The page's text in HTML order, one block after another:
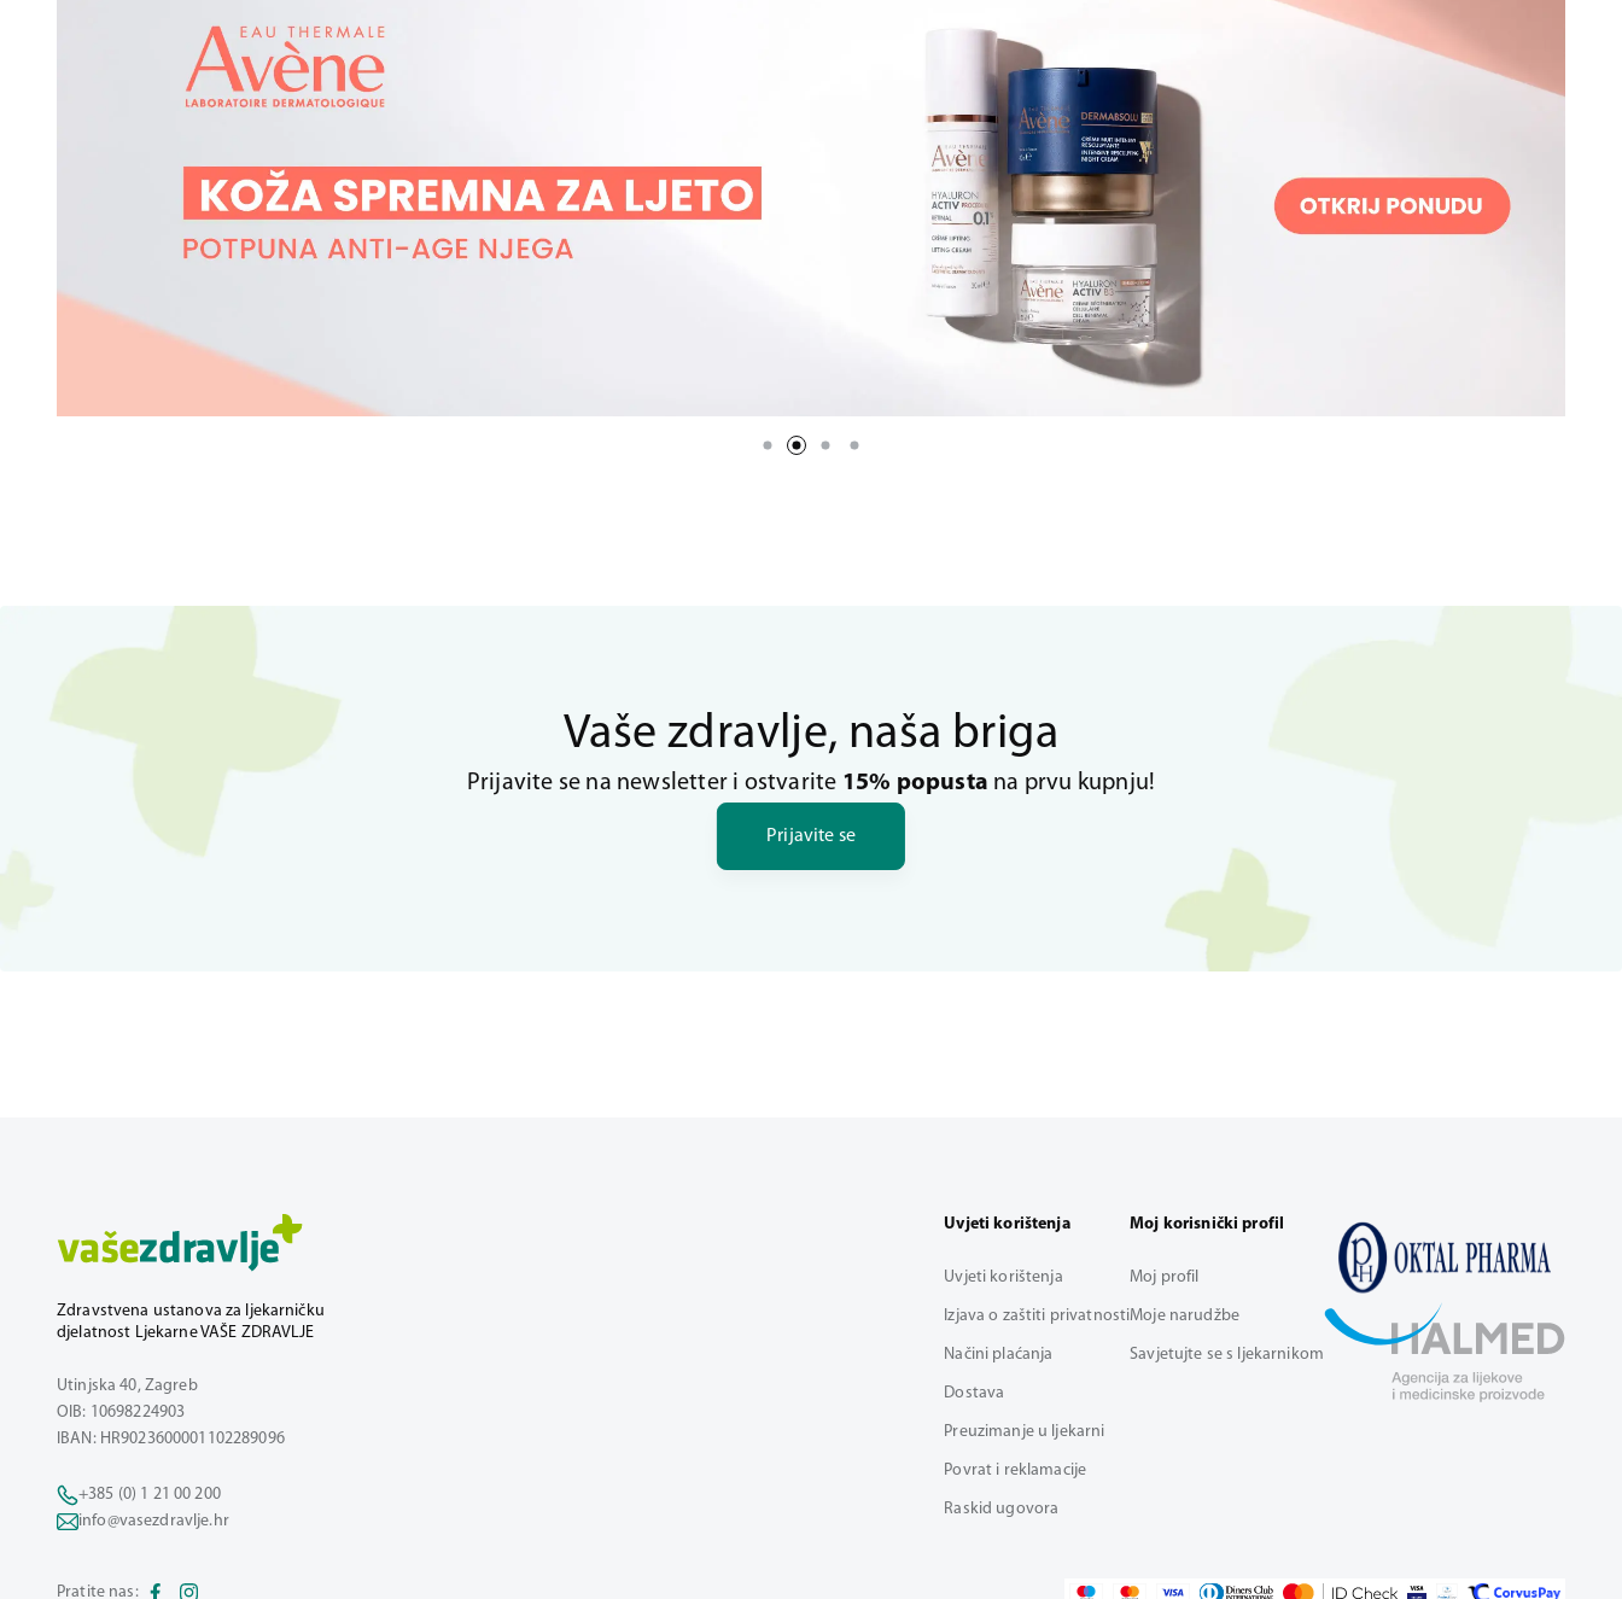
Vaše zdravlje, naša briga
Prijavite se na newsletter i ostvarite 15% popusta na prvu kupnju!
Prijavite se
Zdravstvena ustanova za ljekarničku
djelatnost Ljekarne VAŠE ZDRAVLJE
Utinjska 40, Zagreb
OIB: 10698224903
IBAN: HR9023600001102289096
+385 (0) 1 21 00 200
info@vasezdravlje.hr
Uvjeti korištenja
Uvjeti korištenja
Izjava o zaštiti privatnosti
Načini plaćanja
Dostava
Preuzimanje u ljekarni
Povrat i reklamacije
Raskid ugovora
Moj korisnički profil
Moj profil
Moje narudžbe
Savjetujte se s ljekarnikom
Pratite nas: